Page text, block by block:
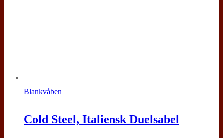
Blankvåben
Cold Steel, Italiensk Duelsabel